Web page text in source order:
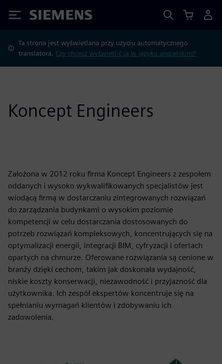
Siemens
Ta strona jest wyświetlana przy użyciu automatycznego
translatora. Czy chcesz wyświetlić ją w języku angielskim?
Koncept Engineers
Założona w 2012 roku firma Koncept Engineers z zespołem
oddanych i wysoko wykwalifikowanych specjalistów jest
wiodącą firmą w dostarczaniu zintegrowanych rozwiązań
do zarządzania budynkami o wysokim poziomie
kompetencji w celu dostarczania dostosowanych do
potrzeb rozwiązań kompleksowych, koncentrujących się na
optymalizacji energii, integracji BIM, cyfryzacji i ofertach
opartych na chmurze. Oferowane rozwiązania są cenione w
branży dzięki cechom, takim jak doskonała wydajność,
niskie koszty konserwacji, niezawodność i przyjazność dla
użytkownika. Ich zespół ekspertów koncentruje się na
spełnianiu wymagań klientów i zdobywaniu ich
zadowolenia.